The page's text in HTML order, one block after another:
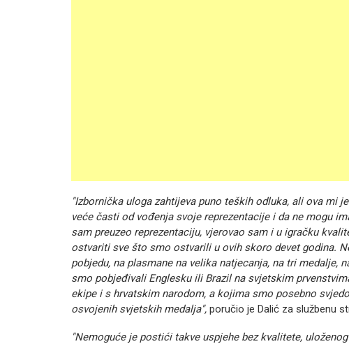
"Izbornička uloga zahtijeva puno teških odluka, ali ova mi
veće časti od vođenja svoje reprezentacije i da ne mogu
sam preuzeo reprezentaciju, vjerovao sam i u igračku
ostvariti sve što smo ostvarili u ovih skoro devet godina.
pobjedu, na plasmane na velika natjecanja, na tri medalje,
smo pobjeđivali Englesku ili Brazil na svjetskim
ekipe i s hrvatskim narodom, a kojima smo posebno
osvojenih svjetskih medalja", poručio je Dalić za službenu
"Nemoguće je postići takve uspjehe bez kvalitete,